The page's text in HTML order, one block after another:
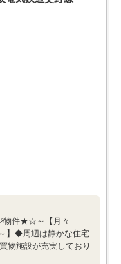
物件★☆～【月々
】◆周辺は静かな住宅
物施設が充実しており